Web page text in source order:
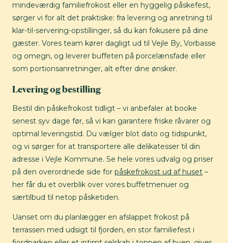
mindeværdig familiefrokost eller en hyggelig påskefest,
sørger vi for alt det praktiske: fra levering og anretning til
klar-til-servering-opstillinger, så du kan fokusere på dine
gæster. Vores team kører dagligt ud til Vejle By, Vorbasse
og omegn, og leverer buffeten på porcelænsfade eller
som portionsanretninger, alt efter dine ønsker.
Levering og bestilling
Bestil din påskefrokost tidligt – vi anbefaler at booke
senest syv dage før, så vi kan garantere friske råvarer og
optimal leveringstid. Du vælger blot dato og tidspunkt,
og vi sørger for at transportere alle delikatesser til din
adresse i Vejle Kommune. Se hele vores udvalg og priser
på den overordnede side for påskefrokost ud af huset –
her får du et overblik over vores buffetmenuer og
særtilbud til netop påsketiden.
Uanset om du planlægger en afslappet frokost på
terrassen med udsigt til fjorden, en stor familiefest i